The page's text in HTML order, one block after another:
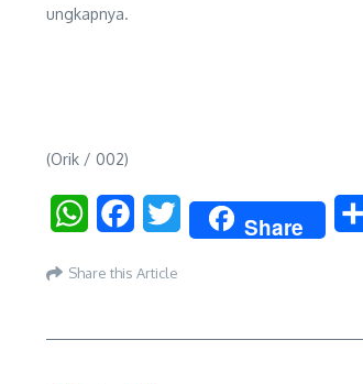
ungkapnya.
(Orik / 002)
WhatsAppFacebookTwitter Share
Share this Article